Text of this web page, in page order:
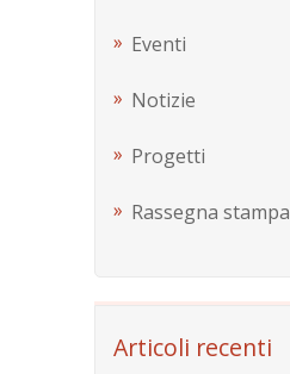
Eventi
Notizie
Progetti
Rassegna stampa
Articoli recenti